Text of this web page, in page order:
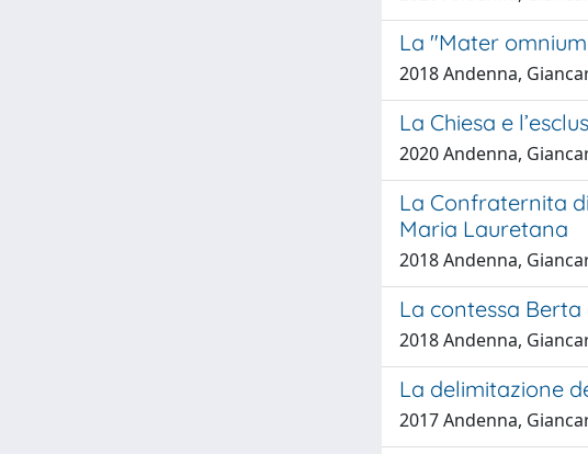
La "Mater
2018 Andenna,
La Chiesa e
2020 Andenna,
La Confraternita
Maria Lauretana
2018 Andenna,
La contessa
2018 Andenna,
La delimitazione
2017 Andenna,